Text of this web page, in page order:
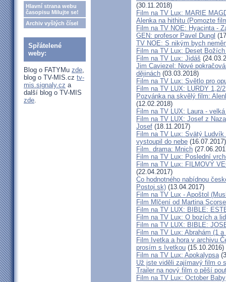
Hlavní strana webu
časopisu Milujte se!
Archiv vyšlých čísel
Spřátelené
weby:
Blog o FATYMu zde,
blog o TV-MIS.cz tv-
mis.signaly.cz a
další blog o TV-MIS
zde.
(30.11.2018)
Film na TV Lux: MARIE
Alenka na hithitu (Pomozte
Film na TV NOE: Hyacinta -
GEN: profesor Pavel Dungl
TV NOE: S nikým bych
Film na TV Lux: Deset
Film na TV Lux: Jidáš
Jim Caviezel: Nové
dějinách (03.03.2018)
Film na TV Lux: Světlo pro
Film na TV LUX: LURDY 1,2/2
Pozvánka na skvělý film:
(12.02.2018)
Film na TV LUX: Laura -
Film na TV LUX: Josef z
Josef (18.11.2017)
Film na TV Lux: Svätý
vystoupil do nebe (16.07.2017)
Film. drama: Mnich
Film na TV Lux: Poslední
Film na TV Lux: FILMOVÝ
(22.04.2017)
Co hodnotného nabídnou
Postoj.sk) (13.04.2017)
Film na TV Lux - Apoštol
Film Mlčení od Martina
Film na TV LUX: BIBLE:
Film na TV Lux: O bozích a
Film na TV LUX: BIBLE:
Film na TV Lux: Abrahám (1
Film Ivetka a hora v archivu
prosím s Ivetkou (15.10.2016)
Film na TV Lux: Apokalypsa
Už jste viděli zajímavý film o
Trailer na nový film o pěší
Film na TV Lux: October Baby